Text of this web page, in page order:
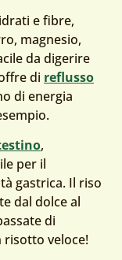
e fibre,
magnesio,
da digerire
di reflusso
di energia
,
per il
gastrica. Il riso
dal dolce al
di
risotto veloce!